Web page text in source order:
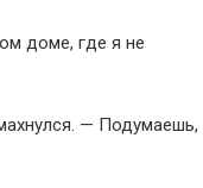
доме, где я не
— Подумаешь,